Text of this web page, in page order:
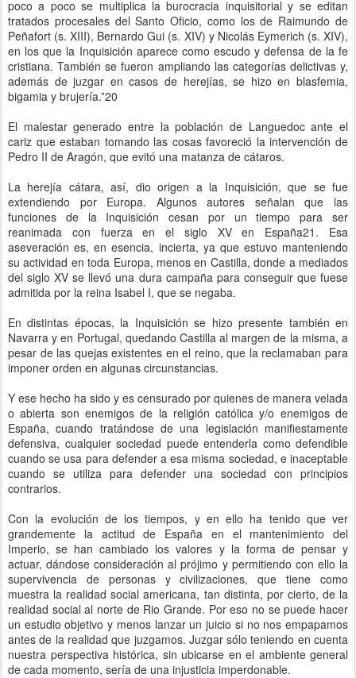
poco a poco se multiplica la burocracia inquisitorial y se editan
tratados procesales del Santo Oficio, como los de Raimundo de
Peñafort (s. XIII), Bernardo Gui (s. XIV) y Nicolás Eymerich (s. XIV),
en los que la Inquisición aparece como escudo y defensa de la fe
cristiana. También se fueron ampliando las categorías delictivas y,
además de juzgar en casos de herejías, se hizo en blasfemia,
bigamia y brujería.”20
El malestar generado entre la población de Languedoc ante el
cariz que estaban tomando las cosas favoreció la intervención de
Pedro II de Aragón, que evitó una matanza de cátaros.
La herejía cátara, así, dio origen a la Inquisición, que se fue
extendiendo por Europa. Algunos autores señalan que las
funciones de la Inquisición cesan por un tiempo para ser
reanimada con fuerza en el siglo XV en España21. Esa
aseveración es, en esencia, incierta, ya que estuvo manteniendo
su actividad en toda Europa, menos en Castilla, donde a mediados
del siglo XV se llevó una dura campaña para conseguir que fuese
admitida por la reina Isabel I, que se negaba.
En distintas épocas, la Inquisición se hizo presente también en
Navarra y en Portugal, quedando Castilla al margen de la misma, a
pesar de las quejas existentes en el reino, que la reclamaban para
imponer orden en algunas circunstancias.
Y ese hecho ha sido y es censurado por quienes de manera velada
o abierta son enemigos de la religión católica y/o enemigos de
España, cuando tratándose de una legislación manifiestamente
defensiva, cualquier sociedad puede entenderla como defendible
cuando se usa para defender a esa misma sociedad, e inaceptable
cuando se utiliza para defender una sociedad con principios
contrarios.
Con la evolución de los tiempos, y en ello ha tenido que ver
grandemente la actitud de España en el mantenimiento del
Imperio, se han cambiado los valores y la forma de pensar y
actuar, dándose consideración al prójimo y permitiendo con ello la
supervivencia de personas y civilizaciones, que tiene como
muestra la realidad social americana, tan distinta, por cierto, de la
realidad social al norte de Rio Grande. Por eso no se puede hacer
un estudio objetivo y menos lanzar un juicio si no nos empapamos
antes de la realidad que juzgamos. Juzgar sólo teniendo en cuenta
nuestra perspectiva histórica, sin ubicarse en el ambiente general
de cada momento, sería de una injusticia imperdonable.